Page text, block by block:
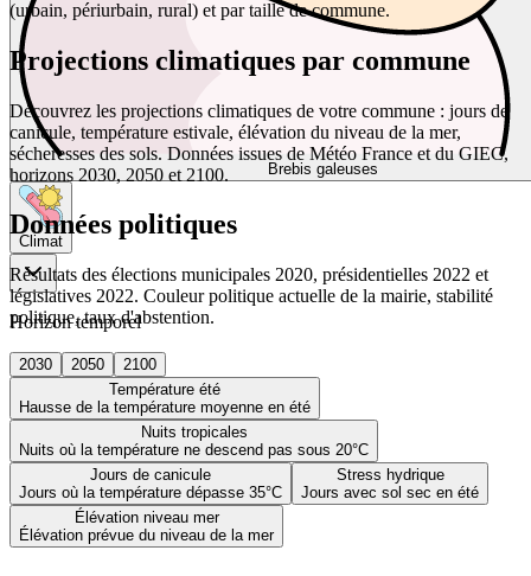
Brebis galeuses
Climat
Horizon temporel
2030 2050
2100
Température été
Hausse de la température moyenne en été
Nuits tropicales
Nuits où la température ne descend pas sous 20°C
Jours de canicule
Jours où la température dépasse 35°C
Stress hydrique
Jours avec sol sec en été
Élévation niveau mer
Élévation prévue du niveau de la mer
(urbain, périurbain, rural) et par taille de commune.
Projections climatiques par commune
Découvrez les projections climatiques de votre commune : jours de
canicule, température estivale, élévation du niveau de la mer,
sécheresses des sols. Données issues de Météo France et du GIEC,
horizons 2030, 2050 et 2100.
Données politiques
Résultats des élections municipales 2020, présidentielles 2022 et
législatives 2022. Couleur politique actuelle de la mairie, stabilité
politique, taux d'abstention.